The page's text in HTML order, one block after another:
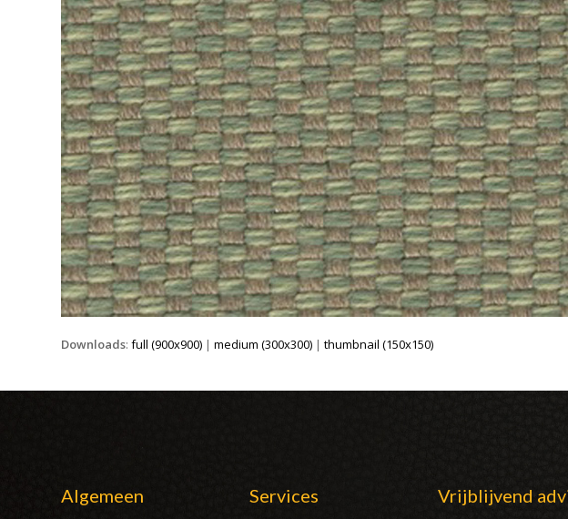
Downloads:full (900x900) |medium (300x300) |thumbnail (150x150)
Algemeen Services Vrijblijvend